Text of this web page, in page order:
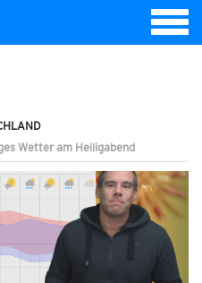
Wetter am Heiligabend